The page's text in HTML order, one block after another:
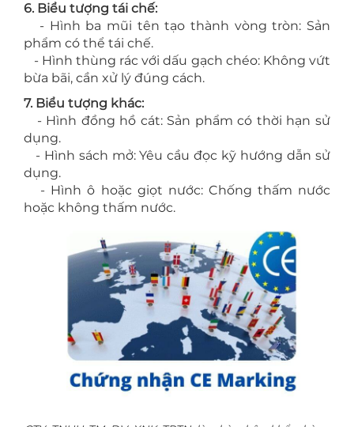
6. Biểu tượng tái chế:
- Hình ba mũi tên tạo thành vòng tròn: Sản
phẩm có thể tái chế.
- Hình thùng rác với dấu gạch chéo: Không vứt
bừa bãi, cần xử lý đúng cách.
7. Biểu tượng khác:
- Hình đồng hồ cát: Sản phẩm có thời hạn sử
dụng.
- Hình sách mở: Yêu cầu đọc kỹ hướng dẫn sử
dụng.
- Hình ô hoặc giọt nước: Chống thấm nước
hoặc không thấm nước.